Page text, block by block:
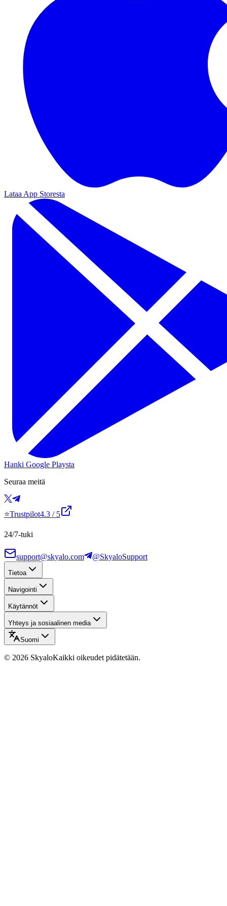
Lataa App Storesta
Hanki Google Playsta
Seuraa meitä
⭐Trustpilot4.3 / 5
24/7-tuki
support@skyalo.com @SkyaloSupport
Tietoa
Navigointi
Käytännöt
Yhteys ja sosiaalinen media
Suomi
© 2026 SkyaloKaikki oikeudet pidätetään.